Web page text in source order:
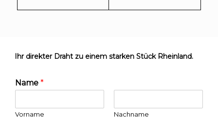
Ihr direkter Draht zu einem starken Stück Rheinland.
Name *
Vorname Nachname